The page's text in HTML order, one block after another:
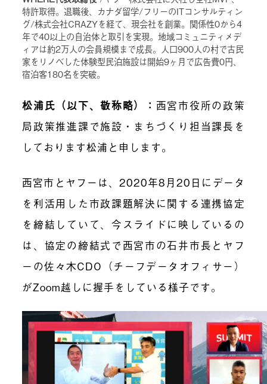
特許取得。退職後、カナダ留学/フリーのITコンサルティン
グ/株式会社CRAZYを経て、現会社を創業。関係性0から4
年で40以上の自治体と取引を実現。地域コミュニティメデ
ィアは約2万人の会員規模まで成長。人口900人の村で古民
家をリノベした体験型民泊施設は開始9ヶ月で広告費0円、
宿泊客180名を突破。
松浦氏（以下、敬称略）： 西宮市役所の政策
局政策推進課で施設・まちづくり担当課長を
しております松浦と申します。
西宮市とヤフーは、2020年8月20日にデータ
を利活用した市政課題解決に関する連携協定
を締結していて、今スライドに映しているの
は、協定の締結式で西宮市の石井市長とヤフ
ーの佐々木CDO（チーフデータオフィサー）
がZoom越しに握手をしている様子です。